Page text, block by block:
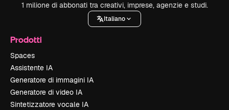
1 milione di abbonati tra creativi, imprese, agenzie e studi.
Italiano
Prodotti
Spaces
Assistente IA
Generatore di immagini IA
Generatore di video IA
Sintetizzatore vocale IA